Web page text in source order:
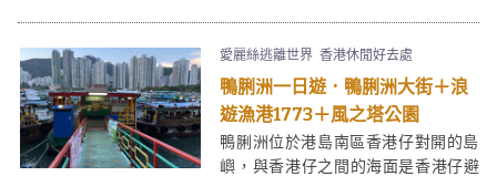
售買飲品予前來遊玩的遊人。
愛麗絲逃離世界 香港休閒好去處
鴨脷洲一日遊．鴨脷洲大街＋浪
遊漁港1773＋風之塔公園
鴨脷洲位於港島南區香港仔對開的島
嶼，與香港仔之間的海面是香港仔避